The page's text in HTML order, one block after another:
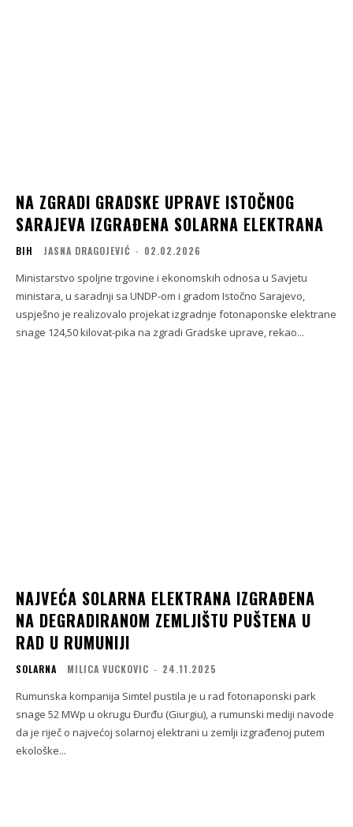
NA ZGRADI GRADSKE UPRAVE ISTOČNOG
SARAJEVA IZGRAĐENA SOLARNA ELEKTRANA
BIH JASNA DRAGOJEVIĆ - 02.02.2026
Ministarstvo spoljne trgovine i ekonomskih odnosa u Savjetu
ministara, u saradnji sa UNDP-om i gradom Istočno Sarajevo,
uspješno je realizovalo projekat izgradnje fotonaponske elektrane
snage 124,50 kilovat-pika na zgradi Gradske uprave, rekao...
NAJVEĆA SOLARNA ELEKTRANA IZGRAĐENA
NA DEGRADIRANOM ZEMLJIŠTU PUŠTENA U
RAD U RUMUNIJI
SOLARNA MILICA VUCKOVIC - 24.11.2025
Rumunska kompanija Simtel pustila je u rad fotonaponski park
snage 52 MWp u okrugu Đurđu (Giurgiu), a rumunski mediji navode
da je riječ o najvećoj solarnoj elektrani u zemlji izgrađenoj putem
ekološke...